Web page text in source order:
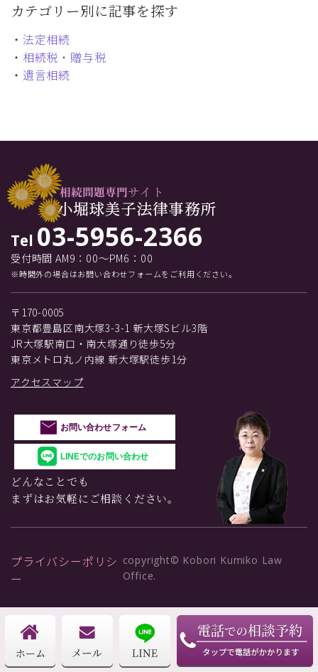
カテゴリー別に記事を探す
・ 法定相続
・ 相続税・贈与税
・ 遺言相続
Tel 03-5956-2366
受付時間 AM9：00～PM6：00
※時間外の場合はお問い合わせフォームをご利用ください。
〒170-0005
東京都豊島区南大塚3-3-1 新大塚Sビル3階
JR大塚駅南口・南大塚通り徒歩5分
東京メトロ丸ノ内線 新大塚駅徒歩1分
アクセスマップ
お問い合わせフォーム
LINEでのお問い合わせ
どんなことでも
まずはお気軽にご相談ください。
プライバシーポリシ
ー
copyright© Kobori Kumiko Law
Office.